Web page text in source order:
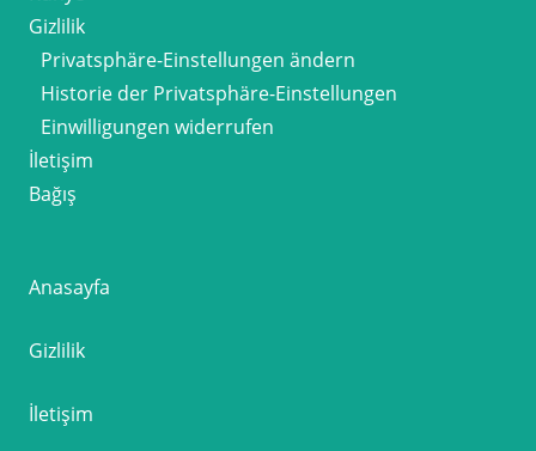
Gizlilik
Privatsphäre-Einstellungen ändern
Historie der Privatsphäre-Einstellungen
Einwilligungen widerrufen
İletişim
Bağış
Anasayfa
Gizlilik
İletişim